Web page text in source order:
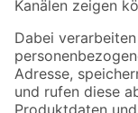
Folge uns
Zahlungsarten